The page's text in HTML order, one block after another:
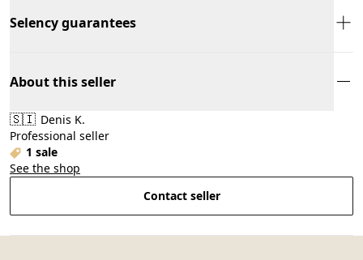
Selency guarantees
About this seller
🇸🇮 Denis K.
Professional seller
1 sale
See the shop
Contact seller